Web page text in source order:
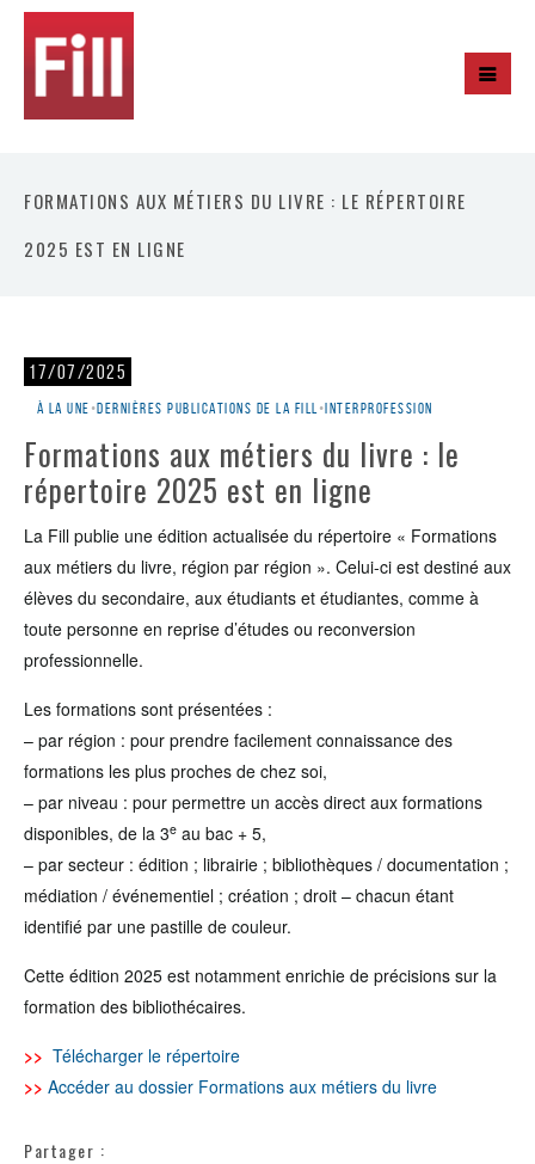
FORMATIONS AUX MÉTIERS DU LIVRE : LE RÉPERTOIRE
2025 EST EN LIGNE
17/07/2025
À la une •Dernières publications de la Fill•Interprofession
Formations aux métiers du livre : le
répertoire 2025 est en ligne
La Fill publie une édition actualisée du répertoire « Formations
aux métiers du livre, région par région ». Celui-ci est destiné aux
élèves du secondaire, aux étudiants et étudiantes, comme à
toute personne en reprise d’études ou reconversion
professionnelle.
Les formations sont présentées :
– par région : pour prendre facilement connaissance des
formations les plus proches de chez soi,
– par niveau : pour permettre un accès direct aux formations
disponibles, de la 3e au bac + 5,
– par secteur : édition ; librairie ; bibliothèques / documentation ;
médiation / événementiel ; création ; droit – chacun étant
identifié par une pastille de couleur.
Cette édition 2025 est notamment enrichie de précisions sur la
formation des bibliothécaires.
>> Télécharger le répertoire
>> Accéder au dossier Formations aux métiers du livre
Partager :